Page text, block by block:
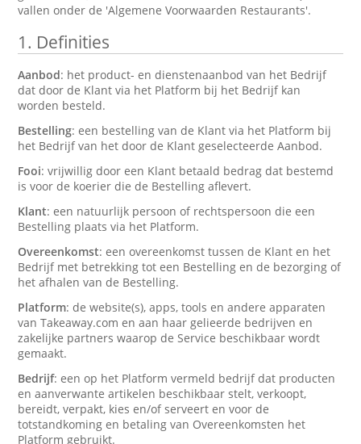
vallen onder de 'Algemene Voorwaarden Restaurants'.
1. Definities
Aanbod: het product- en dienstenaanbod van het Bedrijf
dat door de Klant via het Platform bij het Bedrijf kan
worden besteld.
Bestelling: een bestelling van de Klant via het Platform bij
het Bedrijf van het door de Klant geselecteerde Aanbod.
Fooi: vrijwillig door een Klant betaald bedrag dat bestemd
is voor de koerier die de Bestelling aflevert.
Klant: een natuurlijk persoon of rechtspersoon die een
Bestelling plaats via het Platform.
Overeenkomst: een overeenkomst tussen de Klant en het
Bedrijf met betrekking tot een Bestelling en de bezorging of
het afhalen van de Bestelling.
Platform: de website(s), apps, tools en andere apparaten
van Takeaway.com en aan haar gelieerde bedrijven en
zakelijke partners waarop de Service beschikbaar wordt
gemaakt.
Bedrijf: een op het Platform vermeld bedrijf dat producten
en aanverwante artikelen beschikbaar stelt, verkoopt,
bereidt, verpakt, kies en/of serveert en voor de
totstandkoming en betaling van Overeenkomsten het
Platform gebruikt.